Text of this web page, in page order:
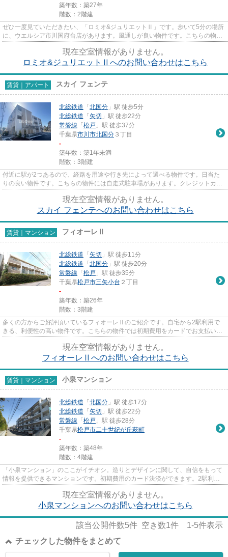
築年数：築27年
階数：2階建
ぜひ一度見ていただきたい、「ロミオ&ジュリエットⅡ」です。歩いて5分の場所
に、ウエルシア市川国府台店があります。風通しが良い物件です。こちらの物件
現在空室情報がありません。
ロミオ&ジュリエットⅡへのお問い合わせはこちら
賃貸｜アパート スカイ フェンテ
北総鉄道 「 北国分 」駅 徒歩5分
北総鉄道 「 矢切 」駅 徒歩22分
常磐線 「 松戸 」駅 徒歩37分
千葉県市川市北国分 ３丁目
-
築年数：築1年未満
階数：3階建
付近に駅が2つあるので、経路を用途や行き先によって選べる物件です。日当た
りの良い物件です。こちらの物件には自走式駐車場があります。クレジットカー
現在空室情報がありません。
スカイ フェンテへのお問い合わせはこちら
賃貸｜マンション フィオーレⅡ
北総鉄道 「 矢切 」駅 徒歩11分
北総鉄道 「 北国分 」駅 徒歩20分
常磐線 「 松戸 」駅 徒歩35分
千葉県松戸市三矢小台 ２丁目
-
築年数：築26年
階数：3階建
多くの方からご好評頂いているフィオーレⅡのご紹介です。自宅から2駅利用で
きる、利便性の高い物件です。こちらの物件では初期費用をカードでお支払いい
現在空室情報がありません。
フィオーレⅡへのお問い合わせはこちら
賃貸｜マンション 小泉マンション
北総鉄道 「 北国分 」駅 徒歩17分
北総鉄道 「 矢切 」駅 徒歩22分
常磐線 「 松戸 」駅 徒歩28分
千葉県松戸市二十世紀が丘萩町
-
築年数：築48年
階数：4階建
「小泉マンション」のここがイチオシ。造りとデザインに関して、自信をもって
情報を提供できるマンションです。初期費用のカード決済ができます。2駅利用
現在空室情報がありません。
小泉マンションへのお問い合わせはこちら
該当公開件数5件 空き数1件 1-5件表示
チェックした物件をまとめて